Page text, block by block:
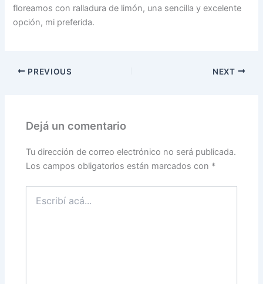
floreamos con ralladura de limón, una sencilla y excelente
opción, mi preferida.
PREVIOUS NEXT
Dejá un comentario
Tu dirección de correo electrónico no será publicada.
Los campos obligatorios están marcados con *
acá...